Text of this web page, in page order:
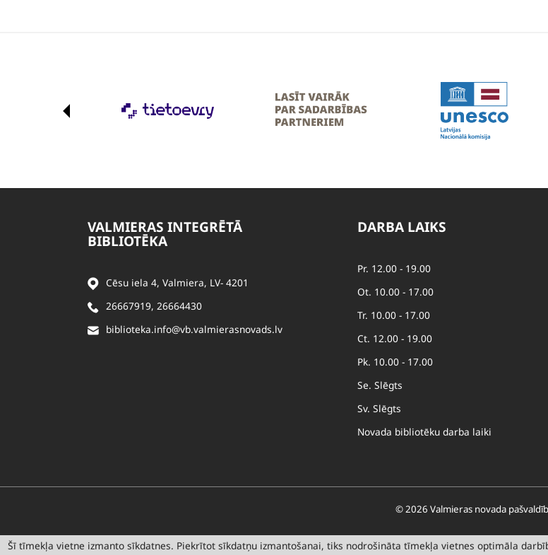
VALMIERAS INTEGRĒTĀ
BIBLIOTĒKA
Cēsu iela 4, Valmiera, LV- 4201
26667919, 26664430
biblioteka.info@vb.valmierasnovads.lv
DARBA LAIKS
Pr. 12.00 - 19.00
Ot. 10.00 - 17.00
Tr. 10.00 - 17.00
Ct. 12.00 - 19.00
Pk. 10.00 - 17.00
Se. Slēgts
Sv. Slēgts
Novada bibliotēku darba laiki
© 2026 Valmieras novada
Šī tīmekļa vietne izmanto sīkdatnes. Piekrītot sīkdatņu izmantošanai, tiks nodrošināta tīmekļa vietnes optimāla